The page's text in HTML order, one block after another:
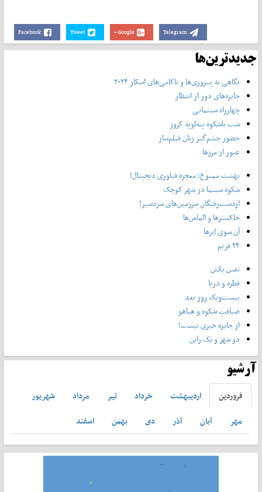
Facebook Tweet Google+ Telegram
جدیدترین‌ها
نگاهی به پیروزی‌ها و ناکامی‌های اسکار ۲۰۲۴
جایزه‌های دور از انتظار
چهارراه سینمایی
شب باشکوه‌ پنه‌لوپه کروز
حضور چشم‌گیر زنان فیلم‌ساز
عبور از مرزها
بهشت ممنوع؛ معجزه فناوری دیجیتال!
شکوه سینما در شهر کوچک
ازدست‌رفتگانِ سرزمین‌های سردسیر!
خاکسترها و الماس‌ها
آن سوی ابرها
۲۴ فریم
نفس بکش
قطره و دریا
بیست‌ویک روز بعد
ضیافتِ شکوه و هیاهو
از جایزه خبری نیست!
دو شهر و یک راین
آرشیو
فروردين ارديبهشت خرداد تير مرداد
شهريور
مهر
آبان آذر دی بهمن اسفند